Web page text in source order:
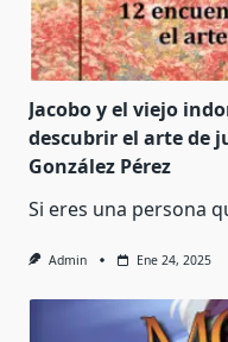
Jacobo y el viejo
descubrir el arte de
González Pérez
Si eres una persona
Admin Ene 24, 2025